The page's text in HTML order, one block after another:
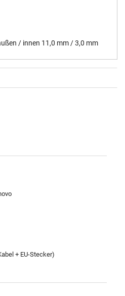
/ innen 11,0 mm / 3,0 mm
+ EU-Stecker)